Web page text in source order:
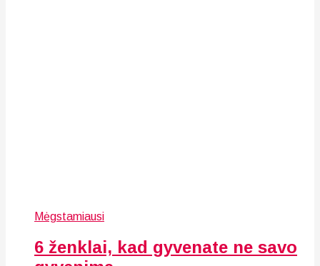
Mėgstamiausi
6 ženklai, kad gyvenate ne savo